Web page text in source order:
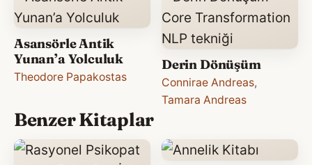
Asansörle Antik
Yunan’a Yolculuk
Theodore Papakostas
Derin Dönüşüm
Connirae Andreas,
Tamara Andreas
Benzer Kitaplar